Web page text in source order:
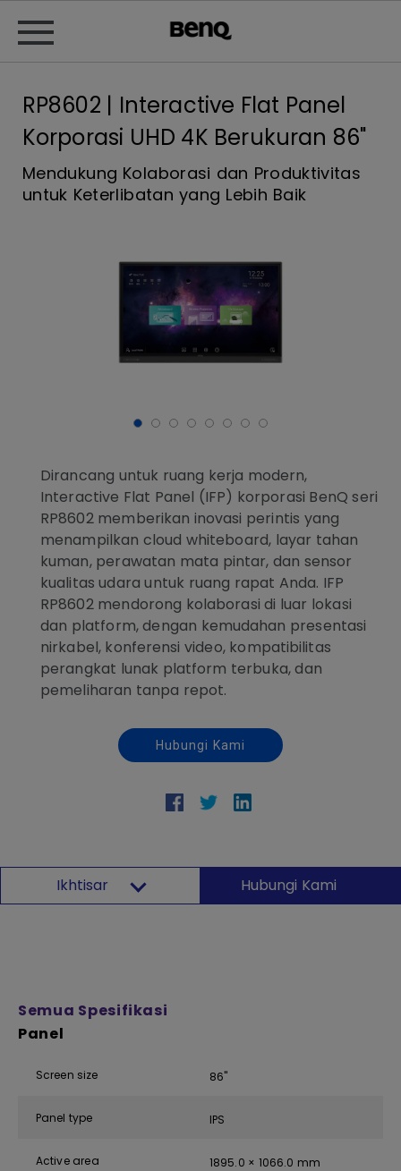
RP8602 | Interactive Flat Panel
Korporasi UHD 4K Berukuran 86"
Mendukung Kolaborasi dan Produktivitas
untuk Keterlibatan yang Lebih Baik
Dirancang untuk ruang kerja modern,
Interactive Flat Panel (IFP) korporasi BenQ seri
RP8602 memberikan inovasi perintis yang
menampilkan cloud whiteboard, layar tahan
kuman, perawatan mata pintar, dan sensor
kualitas udara untuk ruang rapat Anda. IFP
RP8602 mendorong kolaborasi di luar lokasi
dan platform, dengan kemudahan presentasi
nirkabel, konferensi video, kompatibilitas
perangkat lunak platform terbuka, dan
pemeliharan tanpa repot.
Hubungi Kami
Ikhtisar Hubungi Kami
Semua Spesifikasi
Panel
Screen size 86''
Panel type IPS
Active area 1895.0 × 1066.0 mm